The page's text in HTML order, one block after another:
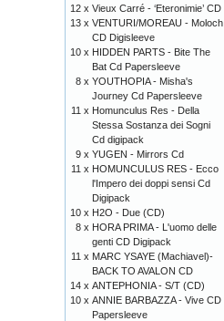
12 x Vieux Carré - ‘Eteronimie’ CD
13 x VENTURI/MOREAU - Moloch
CD Digisleeve
10 x HIDDEN PARTS - Bite The
Bat Cd Papersleeve
8 x YOUTHOPIA - Misha's
Journey Cd Papersleeve
11 x Homunculus Res - Della
Stessa Sostanza dei Sogni
Cd digipack
9 x YUGEN - Mirrors Cd
11 x HOMUNCULUS RES - Ecco
l'Impero dei doppi sensi Cd
Digipack
10 x H2O - Due (CD)
8 x HORA PRIMA - L'uomo delle
genti CD Digipack
11 x MARC YSAYE (Machiavel)-
BACK TO AVALON CD
14 x ANTEPHONIA - S/T (CD)
10 x ANNIE BARBAZZA - Vive CD
Papersleeve